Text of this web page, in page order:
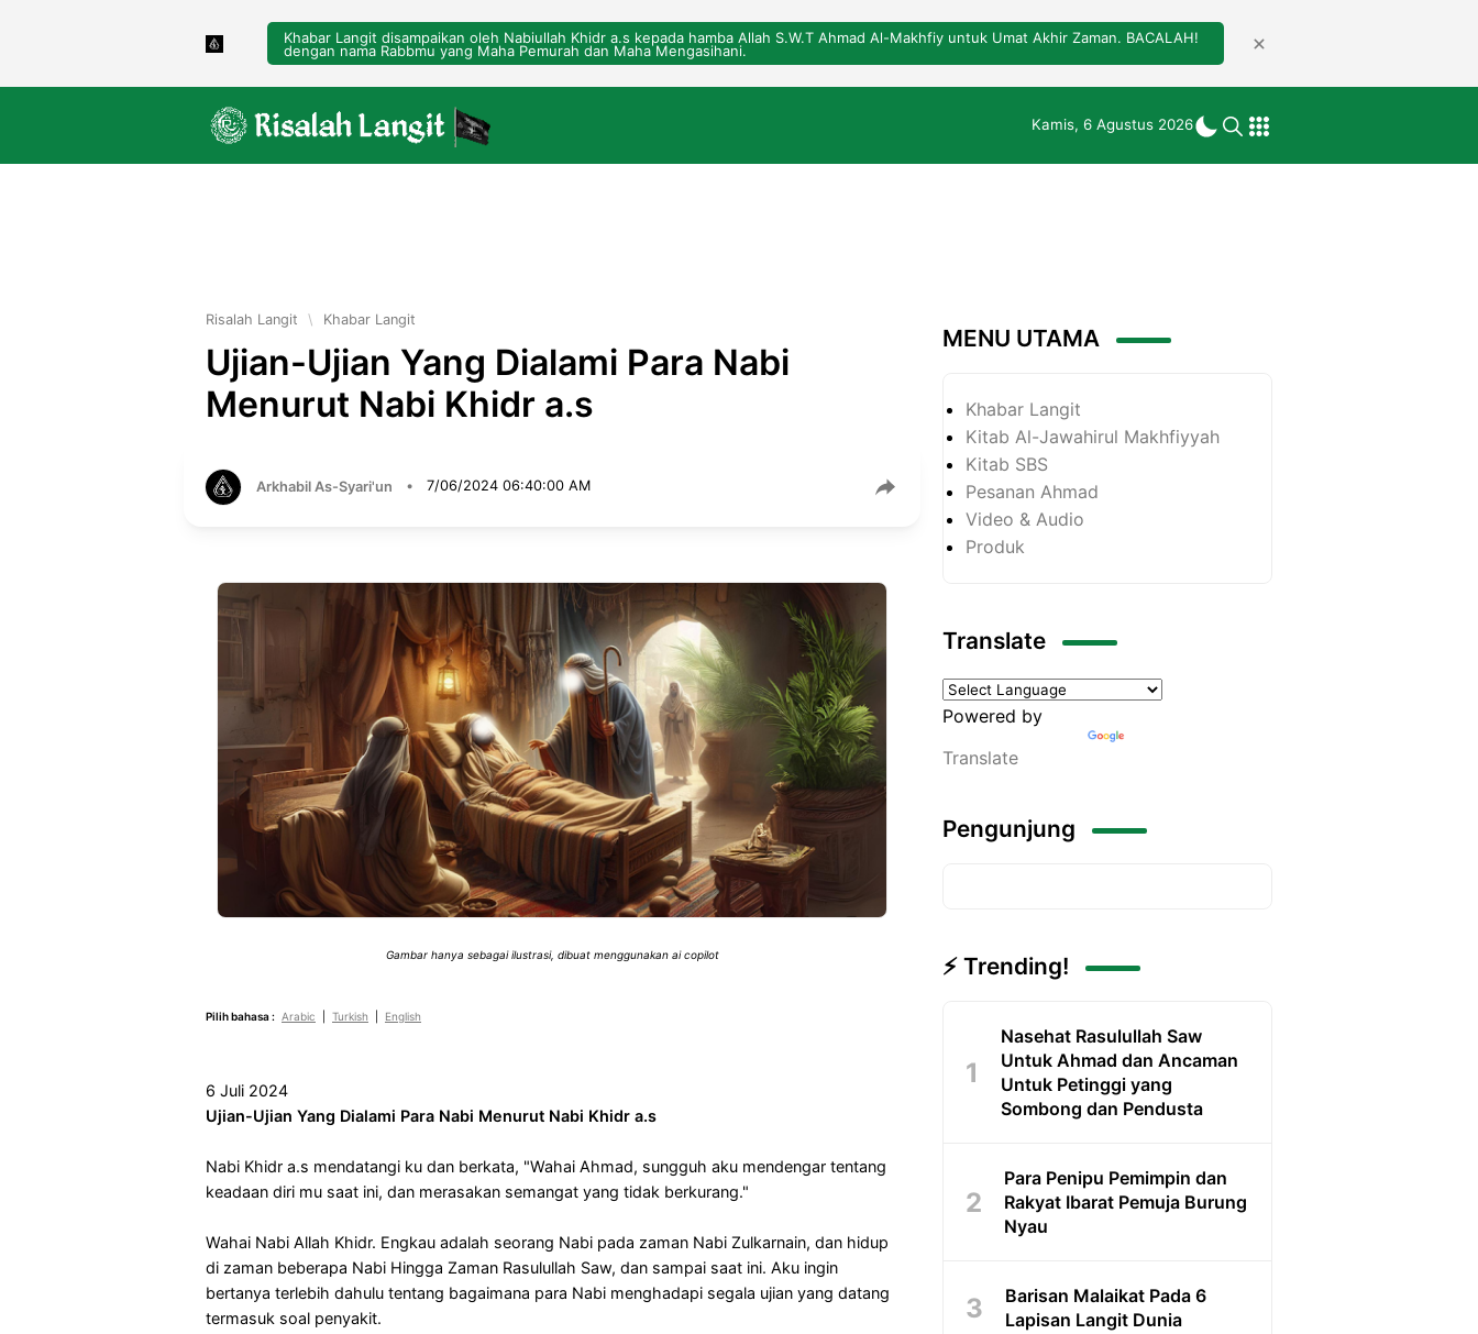
Khabar Langit disampaikan oleh Nabiullah Khidr a.s kepada hamba Allah S.W.T Ahmad Al-Makhfiy untuk Umat Akhir Zaman. BACALAH!
dengan nama Rabbmu yang Maha Pemurah dan Maha Mengasihani.
Kamis, 6 Agustus 2026
Risalah Langit \ Khabar Langit
Ujian-Ujian Yang Dialami Para Nabi
Menurut Nabi Khidr a.s
Arkhabil As-Syari'un • 7/06/2024 06:40:00 AM
Gambar hanya sebagai ilustrasi, dibuat menggunakan ai copilot
Pilih bahasa : Arabic Turkish English
6 Juli 2024
Ujian-Ujian Yang Dialami Para Nabi Menurut Nabi Khidr a.s
Nabi Khidr a.s mendatangi ku dan berkata, "Wahai Ahmad, sungguh aku mendengar tentang
keadaan diri mu saat ini, dan merasakan semangat yang tidak berkurang."
Wahai Nabi Allah Khidr. Engkau adalah seorang Nabi pada zaman Nabi Zulkarnain, dan hidup
di zaman beberapa Nabi Hingga Zaman Rasulullah Saw, dan sampai saat ini. Aku ingin
bertanya terlebih dahulu tentang bagaimana para Nabi menghadapi segala ujian yang datang
termasuk soal penyakit.
MENU UTAMA
Khabar Langit
Kitab Al-Jawahirul Makhfiyyah
Kitab SBS
Pesanan Ahmad
Video & Audio
Produk
Translate
Powered by
Translate
Pengunjung
⚡ Trending!
Nasehat Rasulullah Saw
Untuk Ahmad dan Ancaman
Untuk Petinggi yang
Sombong dan Pendusta
Para Penipu Pemimpin dan
Rakyat Ibarat Pemuja Burung
Nyau
Barisan Malaikat Pada 6
Lapisan Langit Dunia